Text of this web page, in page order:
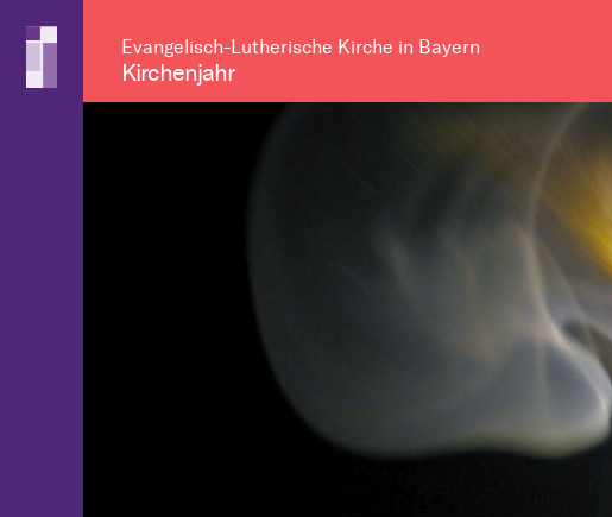
Evangelisch-Lutherische Kirche in Bayern
Kirchenjahr